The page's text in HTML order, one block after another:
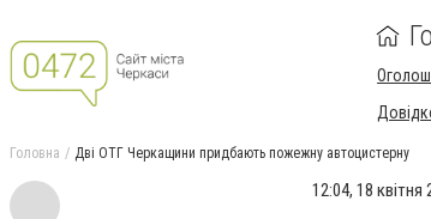
Головна Дві ОТГ Черкащини придбають пожежну автоцистерну
12:04, 18 квітня